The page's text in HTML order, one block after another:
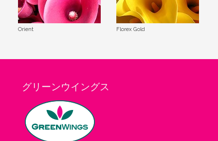
Orient Florex Gold
グリーンウイングス